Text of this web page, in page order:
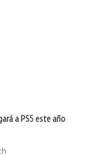
a PS5 este año